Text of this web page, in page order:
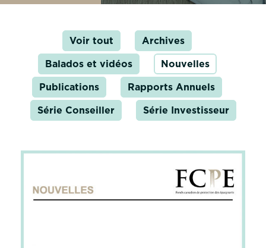
Voir tout Archives
Balados et vidéos Nouvelles
Publications Rapports Annuels
Série Conseiller Série Investisseur